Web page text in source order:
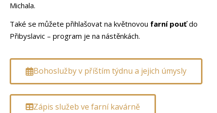
Michala.
Také se můžete přihlašovat na květnovou farní pouťdo
Přibyslavic – program je na nástěnkách.
Bohoslužby v příštím týdnu a jejich úmysly
Zápis služeb ve farní kavárně